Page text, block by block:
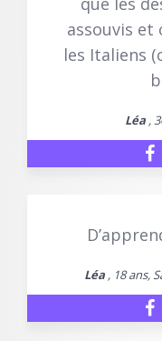
assouvis et
les Italiens
Léa ,
Léa, 18 ans,